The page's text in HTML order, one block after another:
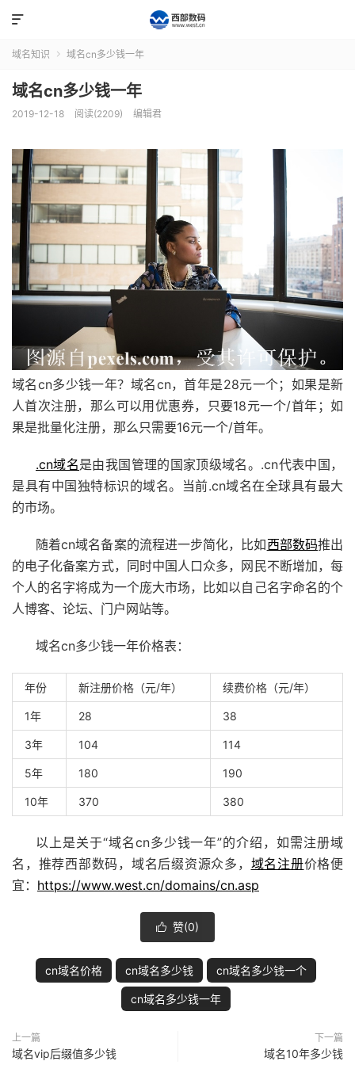

域名知识  域名cn多少钱一年
域名cn多少钱一年
2019-12-18 阅读(2209) 编辑君
域名cn多少钱一年？域名cn，首年是28元一个；如果是新
人首次注册，那么可以用优惠券，只要18元一个/首年；如
果是批量化注册，那么只需要16元一个/首年。
.cn域名是由我国管理的国家顶级域名。.cn代表中国，
是具有中国独特标识的域名。当前.cn域名在全球具有最大
的市场。
随着cn域名备案的流程进一步简化，比如西部数码推出
的电子化备案方式，同时中国人口众多，网民不断增加，每
个人的名字将成为一个庞大市场，比如以自己名字命名的个
人博客、论坛、门户网站等。
域名cn多少钱一年价格表：
年份 新注册价格（元/年） 续费价格（元/年）
1年 28 38
3年 104 114
5年 180 190
10年 370 380
以上是关于“域名cn多少钱一年”的介绍，如需注册域
名，推荐西部数码，域名后缀资源众多， 域名注册价格便
宜： https://www.west.cn/domains/cn.asp
 赞(0)
cn域名价格 cn域名多少钱 cn域名多少钱一个
cn域名多少钱一年
上一篇
域名vip后缀值多少钱
下一篇
域名10年多少钱